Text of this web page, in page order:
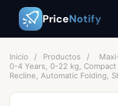
PriceNotify
Inicio / Productos /
0-4 Years, 0-22 kg,
Recline, Automatic Folding,